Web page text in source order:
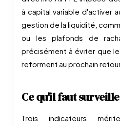
à capital variable d'activer
gestion de la liquidité,
ou les plafonds de
précisément à éviter que
reforment au prochain
Ce qu'il faut
Trois indicateurs